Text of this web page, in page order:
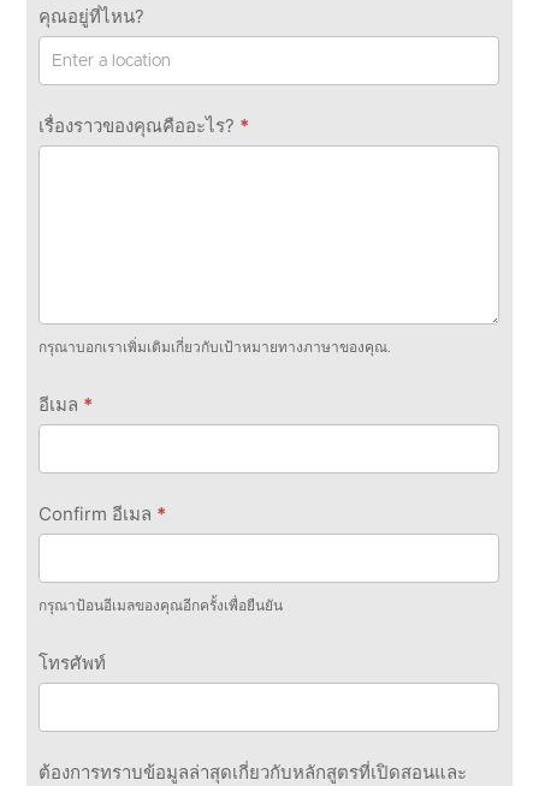
คุณอยู่ที่ไหน?
เรื่องราวของคุณคืออะไร? *
กรุณาบอกเราเพิ่มเติมเกี่ยวกับเป้าหมายทางภาษาของคุณ.
อีเมล *
Confirm อีเมล *
กรุณาป้อนอีเมลของคุณอีกครั้งเพื่อยืนยัน
โทรศัพท์
ต้องการทราบข้อมูลล่าสุดเกี่ยวกับหลักสูตรที่เปิดสอนและ